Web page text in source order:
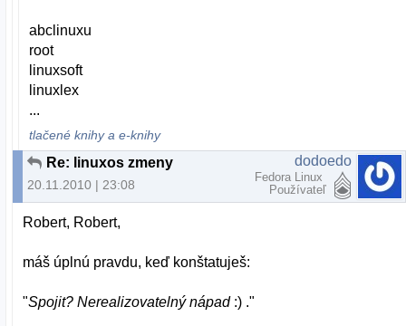
abclinuxu
root
linuxsoft
linuxlex
...
tlačené knihy a e-knihy
Re: linuxos zmeny
20.11.2010 | 23:08
dodoedo
Fedora Linux
Používateľ
Robert, Robert,
máš úplnú pravdu, keď konštatuješ:
"Spojit? Nerealizovatelný nápad:) ."